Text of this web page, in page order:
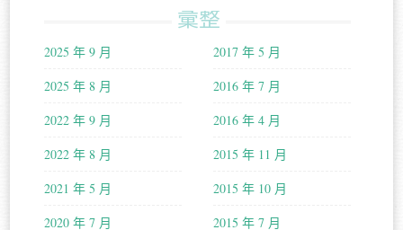
彙整
2025 年 9 月
2025 年 8 月
2022 年 9 月
2022 年 8 月
2021 年 5 月
2020 年 7 月
2017 年 5 月
2016 年 7 月
2016 年 4 月
2015 年 11 月
2015 年 10 月
2015 年 7 月